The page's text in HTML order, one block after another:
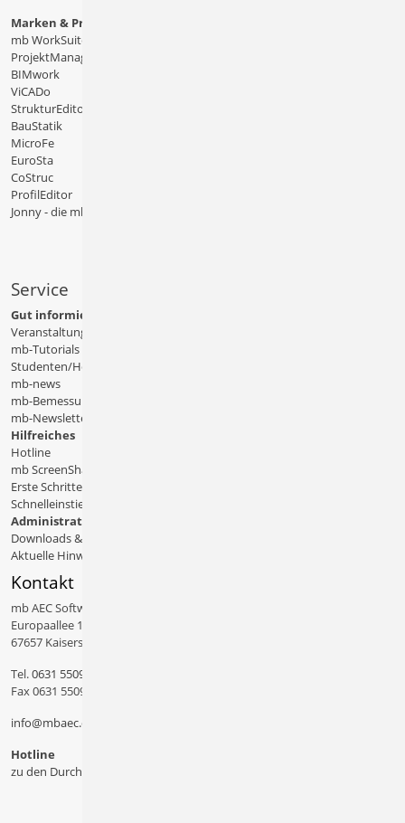
Marken & Produkte
mb WorkSuite
ProjektManager
BIMwork
ViCADo
StrukturEditor
BauStatik
MicroFe
EuroSta
CoStruc
ProfilEditor
Jonny - die mb-App
Service
Gut informiert
Veranstaltungen
mb-Tutorials
Studenten/Hochschule
mb-news
mb-Bemessungstafeln
mb-Newsletter
Hilfreiches
Hotline
mb ScreenShare
Erste Schritte
Schnelleinstiege & Doku
Administratives
Downloads & Patches
Aktuelle Hinweise
Kontakt
mb AEC Software GmbH
Europaallee 14
67657 Kaiserslautern
Tel.0631 550999 11
Fax 0631 550999 20
info@mbaec.de
Hotline
zu den Durchwahlen